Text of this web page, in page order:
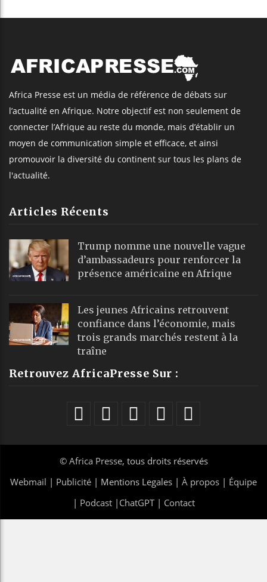
Africa Presse est un média de référence de débats sur
l’actualité en Afrique. Notre objectif est non seulement de
connecter l’Afrique au reste du monde, mais d’établir un
moyen de communication simple et efficace, et ainsi
promouvoir la diversité du continent sur tous les plans de
l'actualité.
Articles Récents
Trump nomme une nouvelle vague
d’ambassadeurs pour renforcer la
présence américaine en Afrique
Les jeunes Africains retrouvent
confiance dans l’économie, mais
trois grands marchés restent à la
traîne
Retrouvez AfricaPresse Sur :
© Africa Presse, tous droits réservés
Webmail | Publicité | Mentions Legales | À propos | Équipe
| Podcast| ChatGPT| Contact